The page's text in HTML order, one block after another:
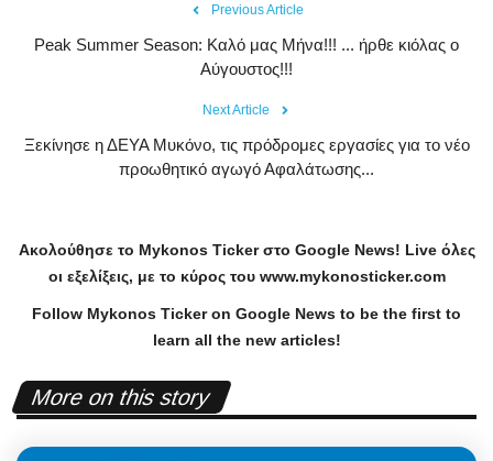
Previous Article
Peak Summer Season: Kαλό μας Μήνα!!! ... ήρθε κιόλας ο
Αύγουστος!!!
Next Article
Ξεκίνησε η ΔΕΥΑ Μυκόνο, τις πρόδρομες εργασίες για το νέο
προωθητικό αγωγό Αφαλάτωσης...
Ακολούθησε το Mykonos Tickerστο Google News! Liveόλες
οι εξελίξεις, με το κύρος του www.mykonosticker.com
Follow Mykonos Ticker on Google News to be the first to
learn all the new articles!
More on this story